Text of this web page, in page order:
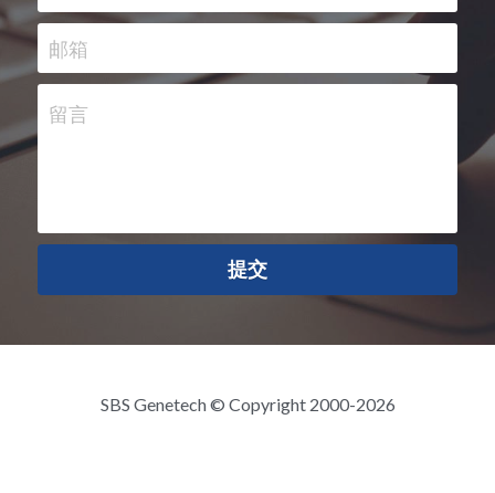
邮箱
留言
提交
SBS Genetech © Copyright 2000-2026